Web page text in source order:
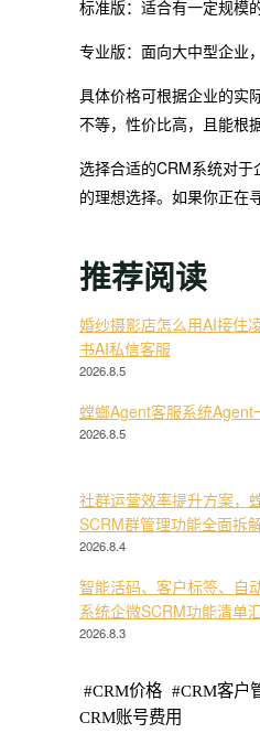
标准版：适合有一定规模
专业版：面向大中型企业
具体价格可根据企业的实
不等，性价比高，且能根
选择合适的CRM系统对
的理想选择。如果你正在
推荐阅读
婚纱摄影店怎么用AI接住
书AI私信客服
2026.8.5
螳螂Agent客服系统Agent
2026.8.5
社群运营效率提升方案，
SCRM群管理功能全面拆
2026.8.4
智能活码、客户标签、自
系统企微SCRM功能清单
2026.8.3
#CRM价格 #CRM客户
CRM账号费用